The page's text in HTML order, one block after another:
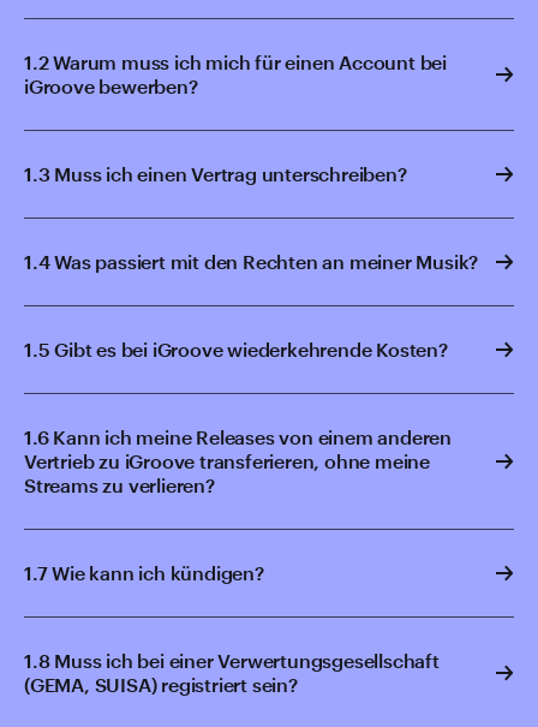
1.2 Warum muss ich mich für einen Account bei
iGroove bewerben?
1.3 Muss ich einen Vertrag unterschreiben?
1.4 Was passiert mit den Rechten an meiner Musik?
1.5 Gibt es bei iGroove wiederkehrende Kosten?
1.6 Kann ich meine Releases von einem anderen
Vertrieb zu iGroove transferieren, ohne meine
Streams zu verlieren?
1.7 Wie kann ich kündigen?
1.8 Muss ich bei einer Verwertungsgesellschaft
(GEMA, SUISA) registriert sein?